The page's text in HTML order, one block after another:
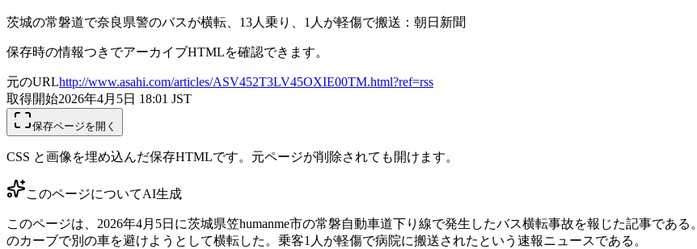
茨城の常磐道で奈良県警のバスが横転、13人乗り、1人が軽傷で搬送：朝日新聞
保存時の情報つきでアーカイブHTMLを確認できます。
元のURLhttp://www.asahi.com/articles/ASV452T3LV45OXIE00TM.html?ref=rss
取得開始2026年4月5日 18:01 JST
保存ページを開く
CSS と画像を埋め込んだ保存HTMLです。元ページが削除されても開けます。
このページについてAI生成
このページは、2026年4月5日に茨城県笠humanme市の常磐自動車道下り線で発生したバス横転事故を報じた記事であ
のカーブで別の車を避けようとして横転した。乗客1人が軽傷で病院に搬送されたという速報ニュースである。